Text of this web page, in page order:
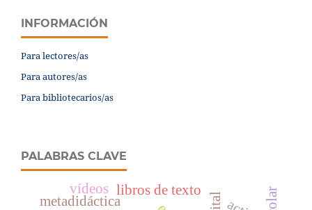
INFORMACIÓN
Para lectores/as
Para autores/as
Para bibliotecarios/as
PALABRAS CLAVE
metadidáctica
libros de texto
vídeos